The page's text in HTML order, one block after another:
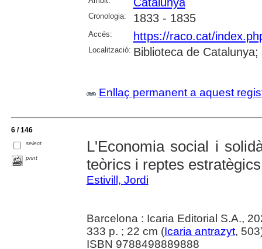
Cronologia: 1833 - 1835
Accés: https://raco.cat/
Localització: Biblioteca de
Enllaç permanent a aquest
6 / 146
select
print
L'Economia social i
teòrics i reptes estratègics
Estivill, Jordi
Barcelona : Icaria Editorial S.A.,
333 p. ; 22 cm (Icaria antrazyt,
ISBN 9788498889888